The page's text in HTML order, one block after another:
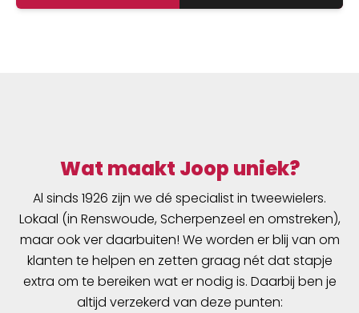
Wat maakt Joop uniek?
Al sinds 1926 zijn we dé specialist in tweewielers.
Lokaal (in Renswoude, Scherpenzeel en omstreken),
maar ook ver daarbuiten! We worden er blij van om
klanten te helpen en zetten graag nét dat stapje
extra om te bereiken wat er nodig is. Daarbij ben je
altijd verzekerd van deze punten: